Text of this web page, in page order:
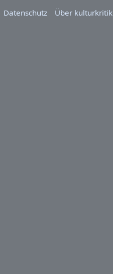
Datenschutz
Über kulturkritik